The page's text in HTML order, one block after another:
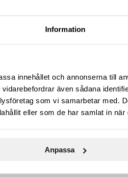
Information
innehållet och annonserna till
även sådana
som vi samarbetar med.
eller som de har samlat in när
Anpassa
i
000 kvm efter att
i slutet av juni.
om cirka 50 mkr. Till
avseende en